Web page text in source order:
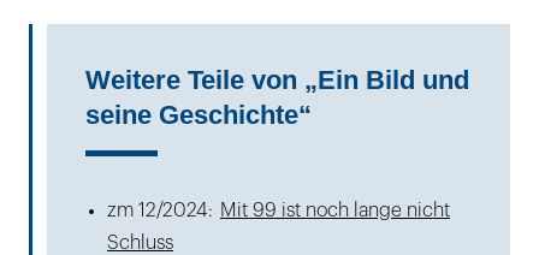
Weitere Teile von „Ein Bild und
seine Geschichte“
zm 12/2024: Mit 99 ist noch lange nicht
Schluss